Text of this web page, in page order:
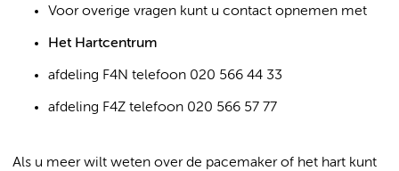
Voor overige vragen kunt u contact opnemen met
Het Hartcentrum
afdeling F4N telefoon 020 566 44 33
afdeling F4Z telefoon 020 566 57 77
Als u meer wilt weten over de pacemaker of het hart kunt